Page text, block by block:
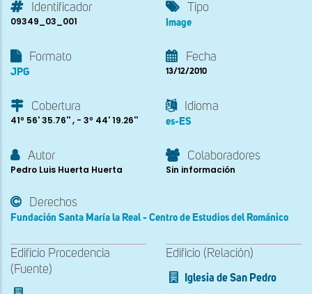
Identificador
09349_03_001
Tipo
Image
Formato
JPG
Fecha
13/12/2010
Cobertura
41º 56' 35.76'' , - 3º 44' 19.26''
Idioma
es-ES
Autor
Pedro Luis Huerta Huerta
Colaboradores
Sin información
Derechos
Fundación Santa María la Real - Centro de Estudios del Románico
Edificio Procedencia
(Fuente)
Edificio (Relación)
Iglesia de San Pedro